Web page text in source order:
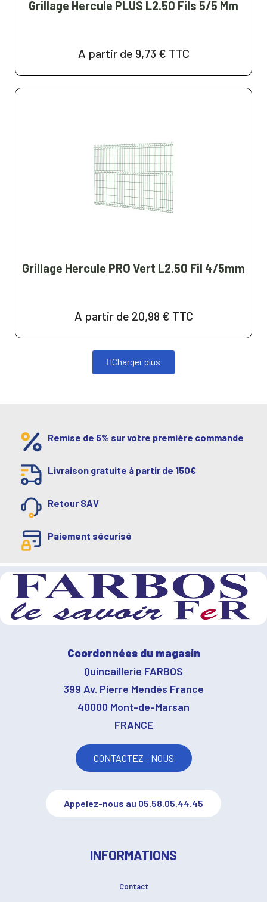
Grillage Hercule PLUS L2.50 Fils 5/5 Mm
A partir de 9,73 € TTC
Grillage Hercule PRO Vert L2.50 Fil 4/5mm
A partir de 20,98 € TTC
Charger plus
Remise de 5% sur votre première commande
Livraison gratuite à partir de 150€
Retour SAV
Paiement sécurisé
Coordonnées du magasin
Quincaillerie FARBOS
399 Av. Pierre Mendès France
40000 Mont-de-Marsan
FRANCE
CONTACTEZ - NOUS
Appelez-nous au 05.58.05.44.45
INFORMATIONS
Contact